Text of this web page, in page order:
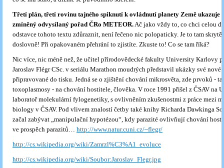
Třetí plán, třetí rovinu tajného spiknutí k ovládnutí planety Země ukazuje
zmíněný odvysílaný pořad ČRo METEOR.Ač jako vždy to, co chci celou
odstavce tohoto textu zdůraznit, není řečeno nic polopaticky. Je to tam
doslovně! Při opakovaném přehrání to zjistíte. Zkuste to! Co se tam říká?
Nic více, nic méně než, že učitel přírodovědecké fakulty University Karlovy
Jaroslav Flégr CSc. v seriálu Marathon moudrých představil ukázky své nové
připravované do tisku. Jedná se o zjištění chování mikrosvěta, zde prvoků -
toxoplasmosy - na chování hostitele, člověka. V roce 1991 přišel z ČSAV na
laboratoř molekulární fylogenetiky, s ovlivněním zkušenostmi z práce mezi
biology v ČSAV. Pod vlivem znalostí četby také knihy Richarda Dawkinga
začal zabývat „manipulační hypotézou“, kdy parazité ovlivňují chování
ve prospěch parazitů… http://www.natur.cuni.cz/~flegr/
http://cs.wikipedia.org/wiki/Zamrzl%C3%A1_evoluce
http://cs.wikipedia.org/wiki/Soubor:Jaroslav_Flegr.jpg